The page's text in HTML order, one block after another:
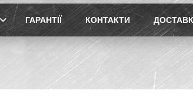
ГАРАНТІЇ КОНТАКТИ